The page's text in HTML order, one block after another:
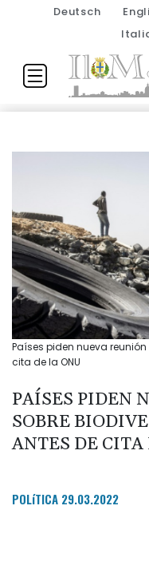
Deutsch
Países piden nueva
cita de la ONU
PAÍSES PIDEN
SOBRE
ANTES DE
POLíTICA 29.03.2022